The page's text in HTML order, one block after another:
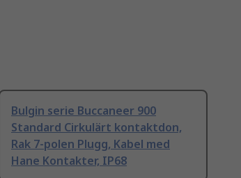
Bulgin serie Buccaneer 900
Standard Cirkulärt kontaktdon,
Rak 7-polen Plugg, Kabel med
Hane Kontakter, IP68